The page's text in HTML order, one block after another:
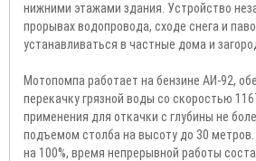
нижними этажами здания. Устройство
прорывах водопровода, сходе снега и
устанавливаться в частные дома и
Мотопомпа работает на бензине АИ-92,
перекачку грязной воды со скоростью
применения для откачки с глубины не
подъемом столба на высоту до 30 метров.
на 100%, время непрерывной работы